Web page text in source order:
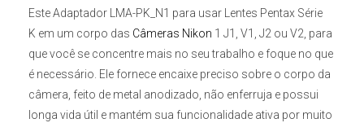
EsteAdaptador LMA-PK_N1 para usar Lentes Pentax Série
K em um corpo das Câmeras Nikon 1 J1, V1, J2 ou V2, para
que você se concentre mais no seu trabalho e foque no que
é necessário. Ele fornece encaixe preciso sobre o corpo da
câmera, feito de metal anodizado, não enferruja e possui
longa vida útil e mantém sua funcionalidade ativa por muito